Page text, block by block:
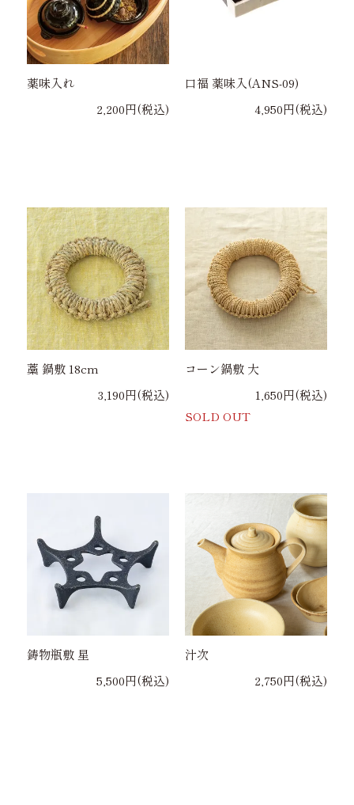
薬味入れ
2,200円(税込)
口福 薬味入(ANS-09)
4,950円(税込)
藁 鍋敷 18cm
3,190円(税込)
コーン鍋敷 大
1,650円(税込)
SOLD OUT
鋳物瓶敷 星
5,500円(税込)
汁次
2,750円(税込)